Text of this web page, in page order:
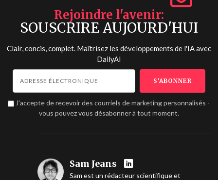
Rejoindre l'avenir
SOUSCRIRE AUJOURD'HUI
Clair, concis, complet. Maîtrisez les développements de l'IA avec
DailyAI
J'accepte de recevoir des courriels de marketing personnalisés -
vous pouvez vous désabonner à tout moment.
Sam Jeans
Sam est un rédacteur scientifique et